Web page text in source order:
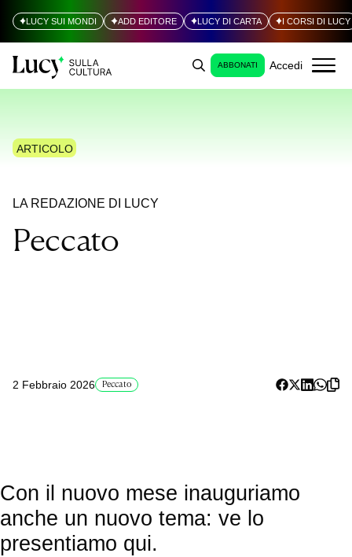
LUCY SUI MONDI ADD EDITORE LUCY DI CARTA I CORSI DI LUCY
ABBONATI Accedi
ARTICOLO
LA REDAZIONE DI LUCY
Peccato
2 Febbraio 2026 Peccato
Con il nuovo mese inauguriamo
anche un nuovo tema: ve lo
presentiamo qui.